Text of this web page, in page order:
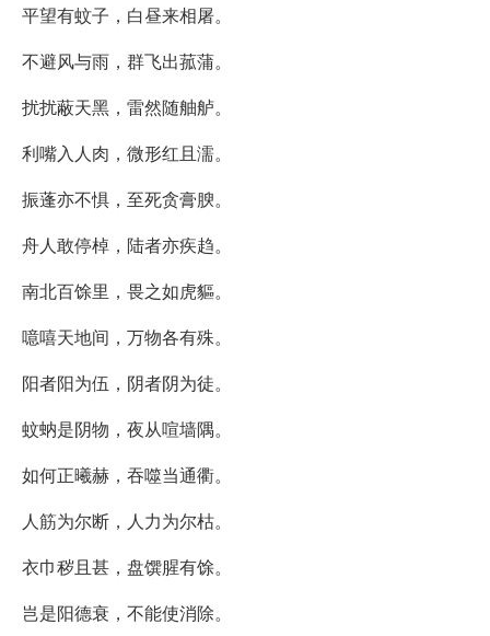
平望有蚊子，白昼来相屠。
不避风与雨，群飞出菰蒲。
扰扰蔽天黑，雷然随舳舻。
利嘴入人肉，微形红且濡。
振蓬亦不惧，至死贪膏腴。
舟人敢停棹，陆者亦疾趋。
南北百馀里，畏之如虎貙。
噫嘻天地间，万物各有殊。
阳者阳为伍，阴者阴为徒。
蚊蚋是阴物，夜从喧墙隅。
如何正曦赫，吞噬当通衢。
人筋为尔断，人力为尔枯。
衣巾秽且甚，盘馔腥有馀。
岂是阳德衰，不能使消除。